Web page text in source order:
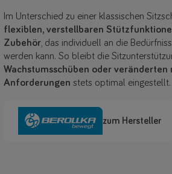
Im Unterschied zu einer klassischen
flexiblen, verstellbaren
Zubehör, das individuell an die
werden kann. So bleibt die
Wachstumsschüben oder veränderten
Anforderungen stets optimal eingestellt.
zum Hersteller